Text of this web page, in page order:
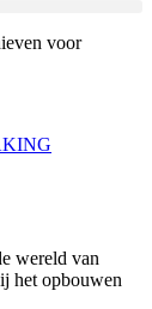
voor
wereld van
het opbouwen